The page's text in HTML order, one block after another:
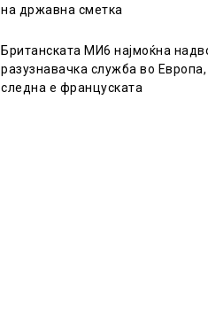
на државна сметка
Британската МИ6 најмоќна
разузнавачка служба во Европа,
следна е француската